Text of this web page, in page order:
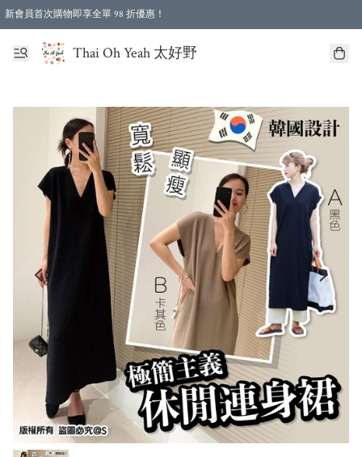
新會員首次購物即享全單 98 折優惠！
特選會員可享全單低至 96 折優惠！
Thai Oh Yeah 太好野